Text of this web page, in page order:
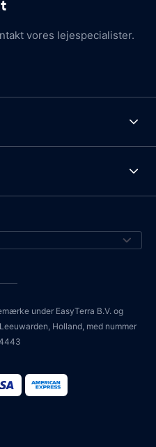
vores lejespecialister.
under EasyTerra B.V. og
Holland, med nummer